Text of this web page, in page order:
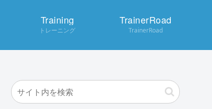
Training
トレーニング
TrainerRoad
TrainerRoad